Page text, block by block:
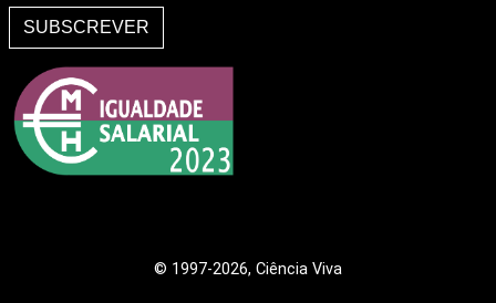
SUBSCREVER
© 1997-2026, Ciência Viva